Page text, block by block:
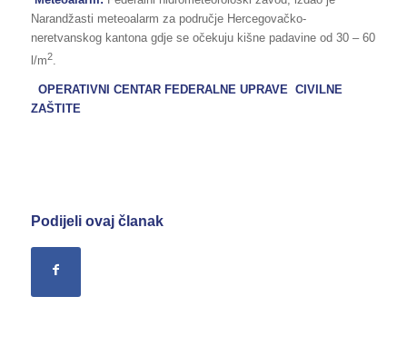
Narandžasti meteoalarm za područje Hercegovačko-
neretvanskog kantona gdje se očekuju kišne padavine od 30 – 60
l/m2.
OPERATIVNI CENTAR FEDERALNE UPRAVE CIVILNE
ZAŠTITE
Podijeli ovaj članak